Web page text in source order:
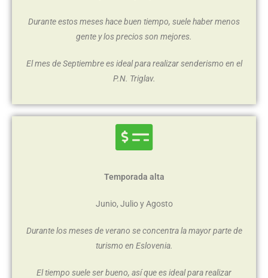
Durante estos meses hace buen tiempo, suele haber menos
gente y los precios son mejores.
El mes de Septiembre es ideal para realizar senderismo en el
P.N. Triglav.
Temporada alta
Junio, Julio y Agosto
Durante los meses de verano se concentra la mayor parte de
turismo en Eslovenia.
El tiempo suele ser bueno, así que es ideal para realizar